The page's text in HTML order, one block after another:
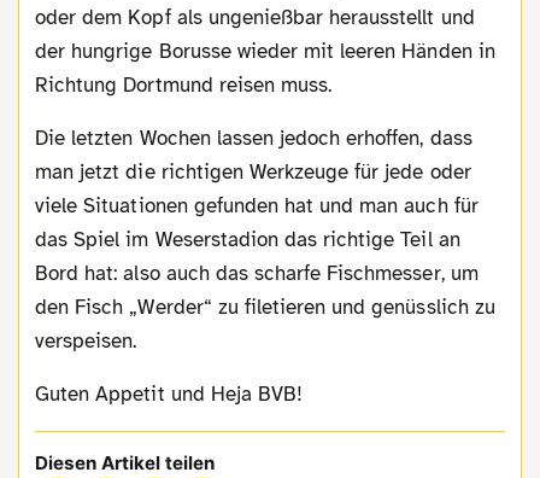
oder dem Kopf als ungenießbar herausstellt und
der hungrige Borusse wieder mit leeren Händen in
Richtung Dortmund reisen muss.
Die letzten Wochen lassen jedoch erhoffen, dass
man jetzt die richtigen Werkzeuge für jede oder
viele Situationen gefunden hat und man auch für
das Spiel im Weserstadion das richtige Teil an
Bord hat: also auch das scharfe Fischmesser, um
den Fisch „Werder“ zu filetieren und genüsslich zu
verspeisen.
Guten Appetit und Heja BVB!
Diesen Artikel teilen